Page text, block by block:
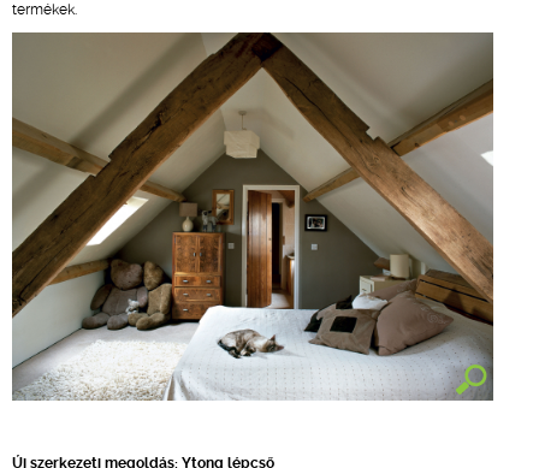
termékek.
Új szerkezeti megoldás: Ytong lépcső